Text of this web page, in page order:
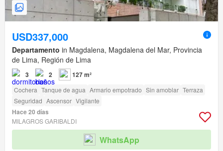
USD337,000
Departamento in Magdalena, Magdalena del Mar, Provincia
de Lima, Región de Lima
3 2 127 m²
Cochera Tanque de agua Armario empotrado Sin amoblar Terraza
Seguridad Ascensor Vigilante
Hace 20 días
MILAGROS GARIBALDI
WhatsApp